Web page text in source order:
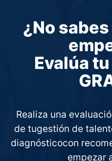
¿No
Evalúa
Realiza una
de tugestión de
diagnósticocon
empezar